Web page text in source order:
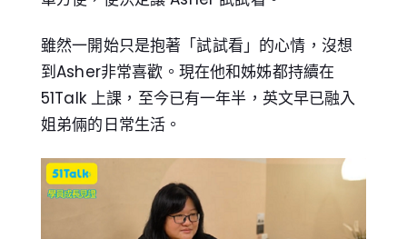
雖然一開始只是抱著「試試看」的心情，沒想
到Asher非常喜歡。現在他和姊姊都持續在
51Talk 上課，至今已有一年半，英文早已融入
姐弟倆的日常生活。